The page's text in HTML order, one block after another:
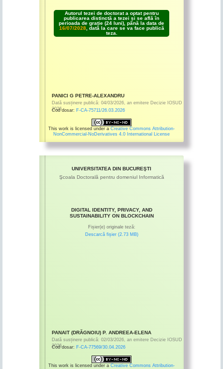
Autorul tezei de doctorat a optat pentru
publicarea distinctă a tezei și se află în
perioada de grație (24 luni), până la data de
16/07/2028, dată la care se va face publică
teza.
PANICI G PETRE-ALEXANDRU
Dată susținere publică: 04/03/2026, an emitere Decizie IOSUD
2026
Cod dosar: F-CA-75711/26.03.2026
This work is licensed under a Creative Commons Attribution-
NonCommercial-NoDerivatives 4.0 International License
UNIVERSITATEA DIN BUCUREŞTI
Şcoala Doctorală pentru domeniul Informatică
DIGITAL IDENTITY, PRIVACY, AND
SUSTAINABILITY ON BLOCKCHAIN
Fișier(e) originale teză:
Descarcă fișier (2.73 MB)
PANAIT (DRĂGNOIU) P. ANDREEA-ELENA
Dată susținere publică: 02/03/2026 an emitere Decizie IOSUD
2026
Cod dosar: F-CA-77569/30.04.2026
This work is licensed under a Creative Commons Attribution-